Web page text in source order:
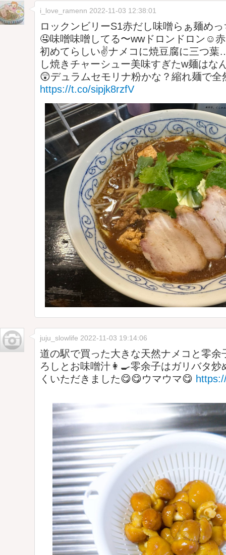
i_love_ramenn 2022-11-03 12:38:01
ロックンビリーS1赤だし味噌らぁ麺め
🤤味噌味噌してる〜wwドロンドロン☺
初めてらしい✌ナメコに焼豆腐に三つ葉
し焼きチャーシュー美味すぎたw麺はな
😲デュラムセモリナ粉かな？縮れ麺で
https://t.co/sipjk8rzfV
juju_slowlife 2022-11-03 19:14:06
道の駅で買った大きな天然ナメコと零余
ろしとお味噌汁👩‍🍳零余子はガリバタ
くいただきました😋😋ウマウマ😋